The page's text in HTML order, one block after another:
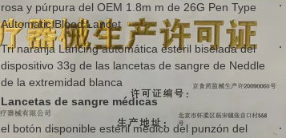
rosa y púrpura del OEM 1.8m m de 26G Pen Type
Automatic Blood Lancet
Tri naranja Lancing automática estéril biselada del
dispositivo 33g de las lancetas de sangre de Neddle
de la extremidad blanca
Lancetas de sangre médicas
el botón disponible estéril médico del punzón del